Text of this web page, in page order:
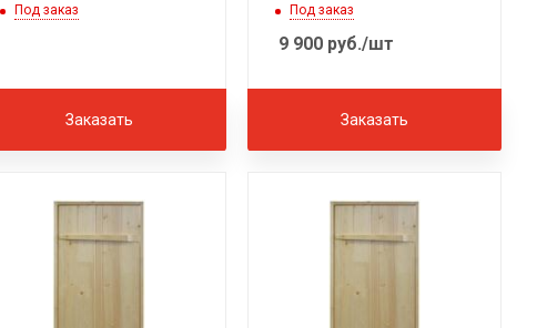
Под заказ
Заказать
Под заказ
9 900руб./шт
Заказать